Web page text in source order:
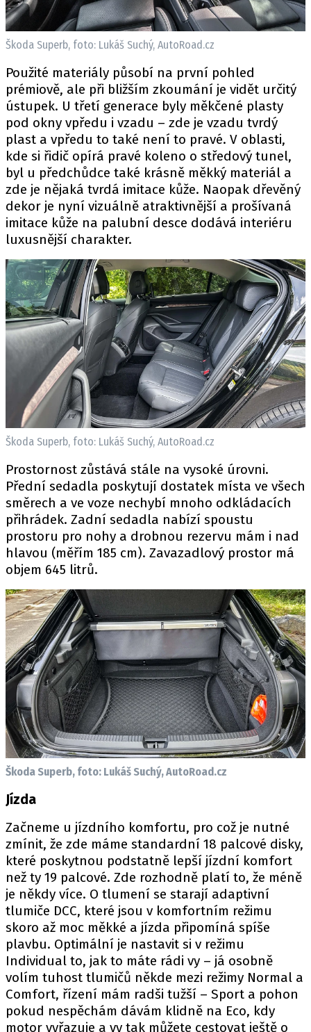
Škoda Superb, foto: Lukáš Suchý, AutoRoad.cz
Použité materiály působí na první pohled
prémiově, ale při bližším zkoumání je vidět určitý
ústupek. U třetí generace byly měkčené plasty
pod okny vpředu i vzadu – zde je vzadu tvrdý
plast a vpředu to také není to pravé. V oblasti,
kde si řidič opírá pravé koleno o středový tunel,
byl u předchůdce také krásně měkký materiál a
zde je nějaká tvrdá imitace kůže. Naopak dřevěný
dekor je nyní vizuálně atraktivnější a prošívaná
imitace kůže na palubní desce dodává interiéru
luxusnější charakter.
Škoda Superb, foto: Lukáš Suchý, AutoRoad.cz
Prostornost zůstává stále na vysoké úrovni.
Přední sedadla poskytují dostatek místa ve všech
směrech a ve voze nechybí mnoho odkládacích
přihrádek. Zadní sedadla nabízí spoustu
prostoru pro nohy a drobnou rezervu mám i nad
hlavou (měřím 185 cm). Zavazadlový prostor má
objem 645 litrů.
Škoda Superb, foto: Lukáš Suchý, AutoRoad.cz
Jízda
Začneme u jízdního komfortu, pro což je nutné
zmínit, že zde máme standardní 18 palcové disky,
které poskytnou podstatně lepší jízdní komfort
než ty 19 palcové. Zde rozhodně platí to, že méně
je někdy více. O tlumení se starají adaptivní
tlumiče DCC, které jsou v komfortním režimu
skoro až moc měkké a jízda připomíná spíše
plavbu. Optimální je nastavit si v režimu
Individual to, jak to máte rádi vy – já osobně
volím tuhost tlumičů někde mezi režimy Normal a
Comfort, řízení mám radši tužší – Sport a pohon
pokud nespěchám dávám klidně na Eco, kdy
motor vyřazuje a vy tak můžete cestovat ještě o